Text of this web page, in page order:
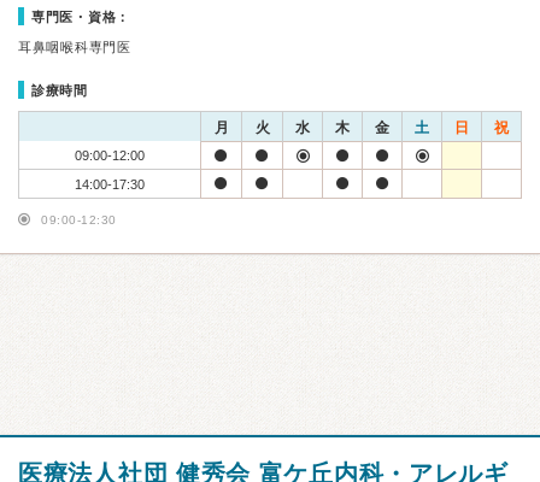
専門医・資格：
耳鼻咽喉科専門医
診療時間
月 火 水 木 金 土 日 祝
09:00-12:00
14:00-17:30
09:00-12:30
医療法人社団 健秀会 富ケ丘内科・アレルギ